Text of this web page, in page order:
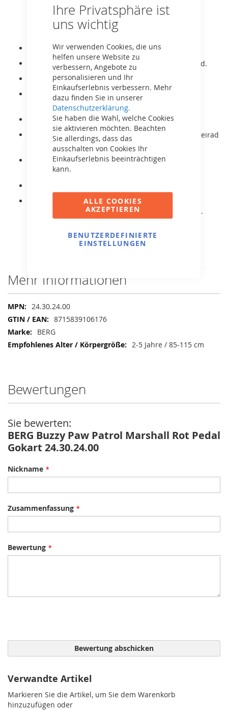
Ihre Privatsphäre ist
uns wichtig
Wir verwenden Cookies, die uns
helfen unsere Website zu
verbessern, Angebote zu
personalisieren und Ihr
Einkaufserlebnis verbessern. Mehr
dazu finden Sie in unserer
Datenschutzerklärung.
Sie haben die Wahl, welche Cookies
sie aktivieren möchten. Beachten
Sie allerdings, dass das
ausschalten von Cookies Ihr
Einkaufserlebnis beeinträchtigen
kann.
ALLE COOKIES
AKZEPTIEREN
BENUTZERDEFINIERTE
EINSTELLUNGEN
Limitierte Edition zum Paw Patrol Kinofilm!
Inklusive Soundbox mit Fahrgeräuschen im Lenkrad.
Inklusive LED Beleuchtung.
Der BERG Buzzy ist für Kinder von 2-5 Jahren bzw.
Körpergröße 85-115cm geeignet.
Er wächst mit durch den verstellbaren Sitz.
Durch die Vierrad-Stabilität ist der Buzzy jedem Dreirad
überlegen.
Das Direct-Drive-System ermöglicht intuitives,
müheloses und schnelles Pedaltreten.
Er ist mit komfortablen und leisen Massivreifen
ausgestattet, so kann kein platter Reifen passieren.
Mehr Informationen
Mehr
Informationen
24.30.24.00
8715839106176
BERG
2-5 Jahre / 85-115 cm
Bewertungen
Sie bewerten:
BERG Buzzy Paw Patrol Marshall Rot Pedal
Gokart 24.30.24.00
Nickname
Zusammenfassung
Bewertung
Bewertung abschicken
Verwandte Artikel
Markieren Sie die Artikel, um Sie dem Warenkorb
hinzuzufügen oder